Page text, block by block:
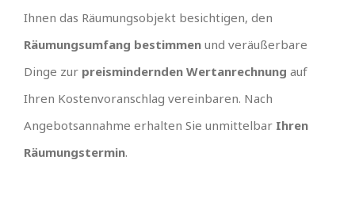
Ihnen das Räumungsobjekt besichtigen, den
Räumungsumfang bestimmen und veräußerbare
Dinge zur preismindernden Wertanrechnung auf
Ihren Kostenvoranschlag vereinbaren. Nach
Angebotsannahme erhalten Sie unmittelbar Ihren
Räumungstermin.